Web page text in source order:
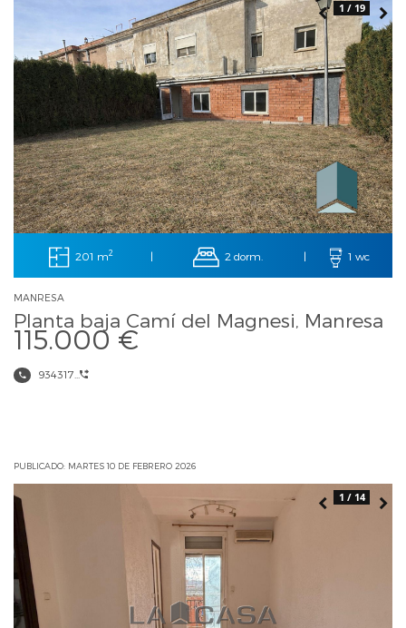
1 / 19
201 m2 | 2 dorm. | 1 wc
MANRESA
Planta baja Camí del Magnesi, Manresa
115.000 €
934317...
PUBLICADO: MARTES 10 DE FEBRERO 2026
1 / 14